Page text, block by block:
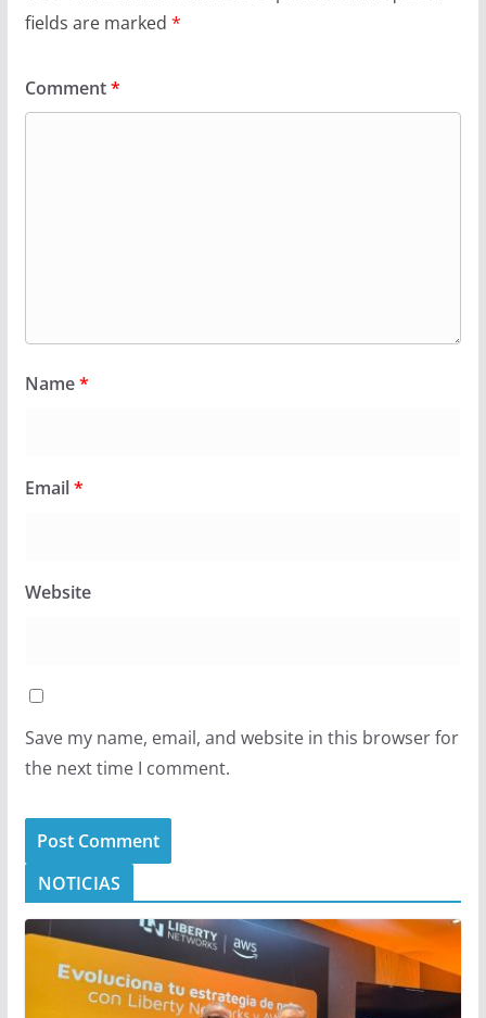
fields are marked *
Comment*
Name*
Email*
Website
Save my name, email, and website in this browser for
the next time I comment.
NOTICIAS